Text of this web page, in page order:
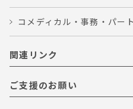
コメディカル・事務・パー
関連リンク
ご支援のお願い